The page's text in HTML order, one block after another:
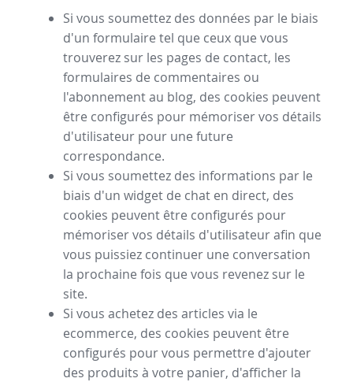
Si vous soumettez des données par le biais
d'un formulaire tel que ceux que vous
trouverez sur les pages de contact, les
formulaires de commentaires ou
l'abonnement au blog, des cookies peuvent
être configurés pour mémoriser vos détails
d'utilisateur pour une future
correspondance.
Si vous soumettez des informations par le
biais d'un widget de chat en direct, des
cookies peuvent être configurés pour
mémoriser vos détails d'utilisateur afin que
vous puissiez continuer une conversation
la prochaine fois que vous revenez sur le
site.
Si vous achetez des articles via le
ecommerce, des cookies peuvent être
configurés pour vous permettre d'ajouter
des produits à votre panier, d'afficher la